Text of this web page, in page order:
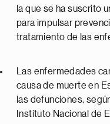
la que se ha suscrito
para impulsar
tratamiento de las
Las enfermedades
causa de muerte en
las defunciones,
Instituto Nacional de